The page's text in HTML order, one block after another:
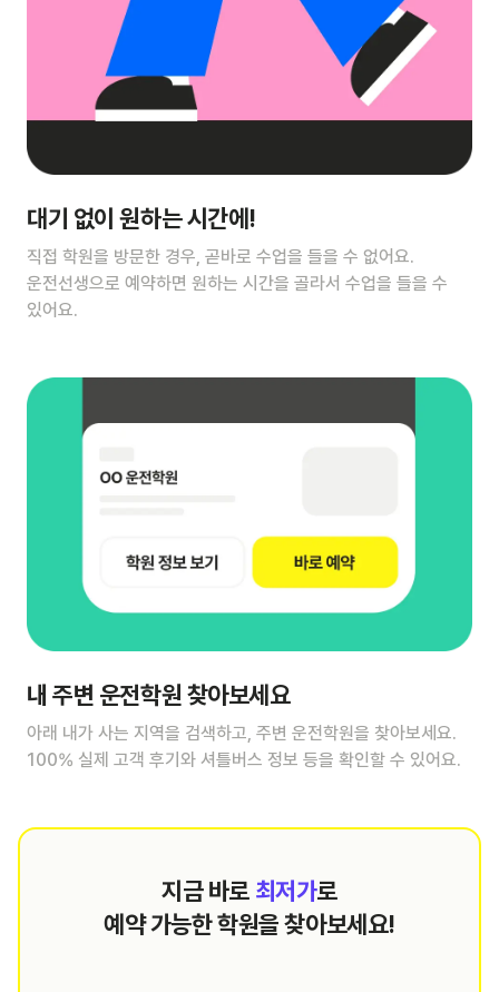
대기 없이 원하는 시간에!
직접 학원을 방문한 경우, 곧바로 수업을 들을 수 없어요.
운전선생으로 예약하면 원하는 시간을 골라서 수업을 들을 수
있어요.
내 주변 운전학원 찾아보세요
아래 내가 사는 지역을 검색하고, 주변 운전학원을 찾아보세요.
100% 실제 고객 후기와 셔틀버스 정보 등을 확인할 수 있어요.
지금 바로 최저가로
예약 가능한 학원을 찾아보세요!